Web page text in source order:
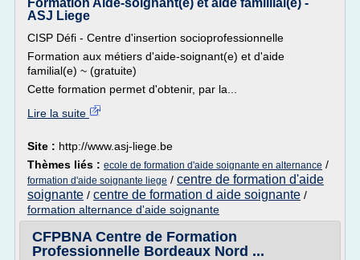
Formation Aide-soignant(e) et aide famillial(e) -
ASJ Liege
CISP Défi - Centre d'insertion socioprofessionnelle
Formation aux métiers d'aide-soignant(e) et d'aide
familial(e) ~ (gratuite)
Cette formation permet d'obtenir, par la...
Lire la suite
Site : http://www.asj-liege.be
Thèmes liés : ecole de formation d'aide soignante en alternance /
formation d'aide soignante liege / centre de formation d'aide
soignante / centre de formation d aide soignante /
formation alternance d'aide soignante
CFPBNA Centre de Formation
Professionnelle Bordeaux Nord ...